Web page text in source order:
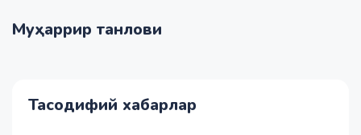
Муҳаррир танлови
Тасодифий хабарлар